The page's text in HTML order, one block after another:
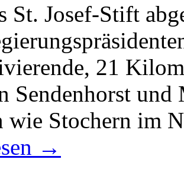
St. Josef-Stift
21
Sendenhorst
wie Stochern im
→